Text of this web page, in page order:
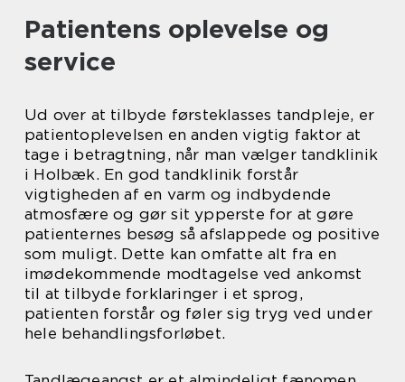
Patientens oplevelse og
service
Ud over at tilbyde førsteklasses tandpleje, er
patientoplevelsen en anden vigtig faktor at
tage i betragtning, når man vælger tandklinik
i Holbæk. En god tandklinik forstår
vigtigheden af en varm og indbydende
atmosfære og gør sit ypperste for at gøre
patienternes besøg så afslappede og positive
som muligt. Dette kan omfatte alt fra en
imødekommende modtagelse ved ankomst
til at tilbyde forklaringer i et sprog,
patienten forstår og føler sig tryg ved under
hele behandlingsforløbet.